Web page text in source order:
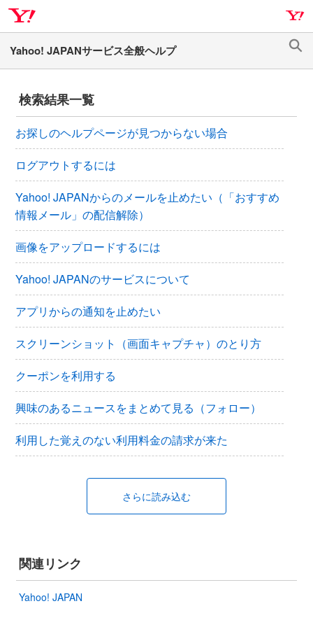
ナ
ビ
ゲ
ー
ョ
ン
へ
ス
キ
ッ
プ
メ
イ
ン
コ
テ
ン
ツ
へ
ス
キ
ッ
プ
検索結果一覧
お探しのヘルプページが見つからない場合
ログアウトするには
Yahoo! JAPANからのメールを止めたい（「おすすめ
情報メール」の配信解除）
画像をアップロードするには
Yahoo! JAPANのサービスについて
アプリからの通知を止めたい
スクリーンショット（画面キャプチャ）のとり方
クーポンを利用する
興味のあるニュースをまとめて見る（フォロー）
利用した覚えのない利用料金の請求が来た
さらに読み込む
関連リンク
Yahoo! JAPAN